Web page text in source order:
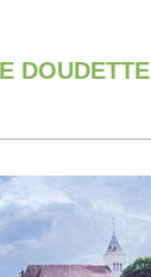
DOUDETTE